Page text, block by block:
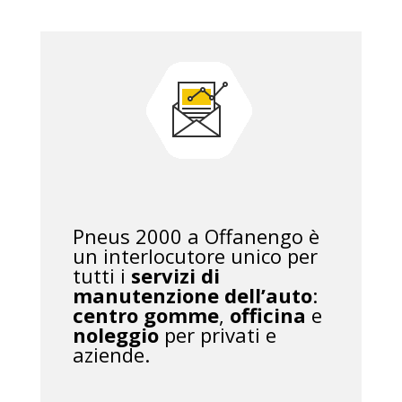
Pneus 2000 a Offanengo è
un interlocutore unico per
tutti i servizi di
manutenzione dell’auto:
centro gomme, officina e
noleggioper privati e
aziende.